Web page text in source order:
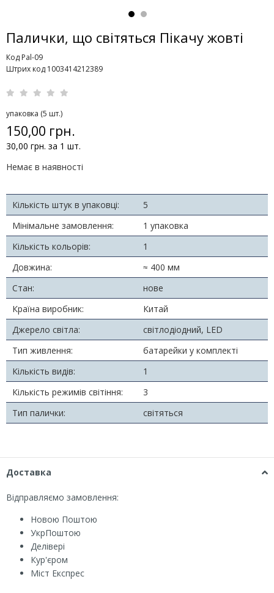
Палички, що світяться Пікачу жовті
Код Pal-09
Штрих код 1003414212389
упаковка (5 шт.)
150,00 грн.
30,00 грн. за 1 шт.
Немає в наявності
Кількість штук в упаковці:
5
Мінімальне замовлення:
1 упаковка
Кількість кольорів:
1
Довжина:
≈ 400 мм
Стан:
нове
Країна виробник:
Китай
Джерело світла:
світлодіодний, LED
Тип живлення:
батарейки у комплекті
Кількість видів:
1
Кількість режимів світіння:
3
Тип палички:
світяться
Доставка
Відправляємо замовлення:
Новою Поштою
УкрПоштою
Делівері
Кур'єром
Міст Експрес